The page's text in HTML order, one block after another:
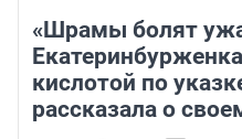
«Шрамы болят
кислотой по
рассказала о